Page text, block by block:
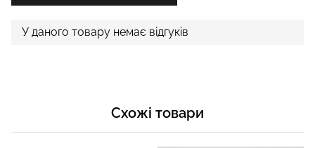
У даного товару немає відгуків
Схожі товари